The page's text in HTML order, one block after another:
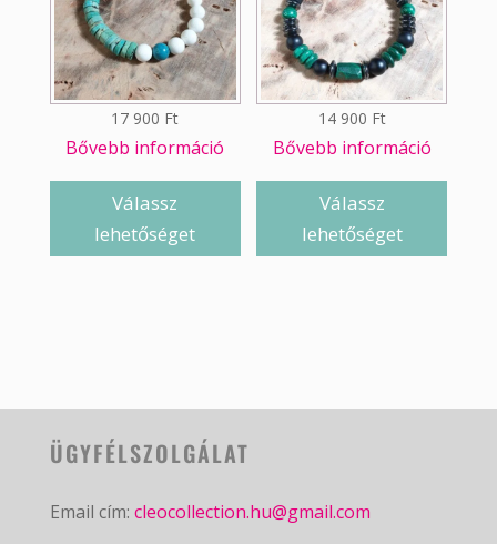
17 900 Ft
Bővebb információ
Válassz
lehetőséget
14 900 Ft
Bővebb információ
Válassz
lehetőséget
ÜGYFÉLSZOLGÁLAT
Email cím: cleocollection.hu@gmail.com